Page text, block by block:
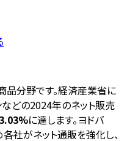
品分野です。経済産業省に
などの2024年のネット販売
に達します。ヨドバ
社がネット通販を強化し、